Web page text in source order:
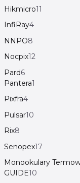
Hikmicro11
InfiRay4
NNPO8
Nocpix12
Pard6
Pantera1
Pixfra4
Pulsar10
Rix8
Senopex17
Monookulary
GUIDE10